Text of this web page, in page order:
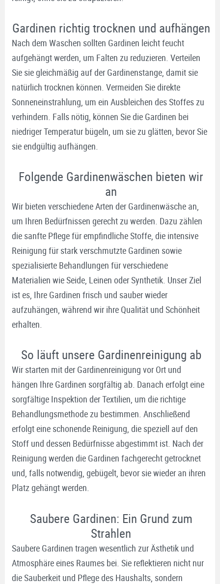
Gardinen richtig trocknen und aufhängen
Nach dem Waschen sollten Gardinen leicht feucht
aufgehängt werden, um Falten zu reduzieren. Verteilen
Sie sie gleichmäßig auf der Gardinenstange, damit sie
natürlich trocknen können. Vermeiden Sie direkte
Sonneneinstrahlung, um ein Ausbleichen des Stoffes zu
verhindern. Falls nötig, können Sie die Gardinen bei
niedriger Temperatur bügeln, um sie zu glätten, bevor Sie
sie endgültig aufhängen.
Folgende Gardinenwäschen bieten wir
an
Wir bieten verschiedene Arten der Gardinenwäsche an,
um Ihren Bedürfnissen gerecht zu werden. Dazu zählen
die sanfte Pflege für empfindliche Stoffe, die intensive
Reinigung für stark verschmutzte Gardinen sowie
spezialisierte Behandlungen für verschiedene
Materialien wie Seide, Leinen oder Synthetik. Unser Ziel
ist es, Ihre Gardinen frisch und sauber wieder
aufzuhängen, während wir ihre Qualität und Schönheit
erhalten.
So läuft unsere Gardinenreinigung ab
Wir starten mit der Gardinenreinigung vor Ort und
hängen Ihre Gardinen sorgfältig ab. Danach erfolgt eine
sorgfältige Inspektion der Textilien, um die richtige
Behandlungsmethode zu bestimmen. Anschließend
erfolgt eine schonende Reinigung, die speziell auf den
Stoff und dessen Bedürfnisse abgestimmt ist. Nach der
Reinigung werden die Gardinen fachgerecht getrocknet
und, falls notwendig, gebügelt, bevor sie wieder an ihren
Platz gehängt werden.
Saubere Gardinen: Ein Grund zum
Strahlen
Saubere Gardinen tragen wesentlich zur Ästhetik und
Atmosphäre eines Raumes bei. Sie reflektieren nicht nur
die Sauberkeit und Pflege des Haushalts, sondern